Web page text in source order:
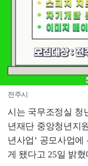
전주시
시는 국무조정실 청
년재단 중앙청년지
년사업’ 공모사업
게 됐다고 25일 밝혔